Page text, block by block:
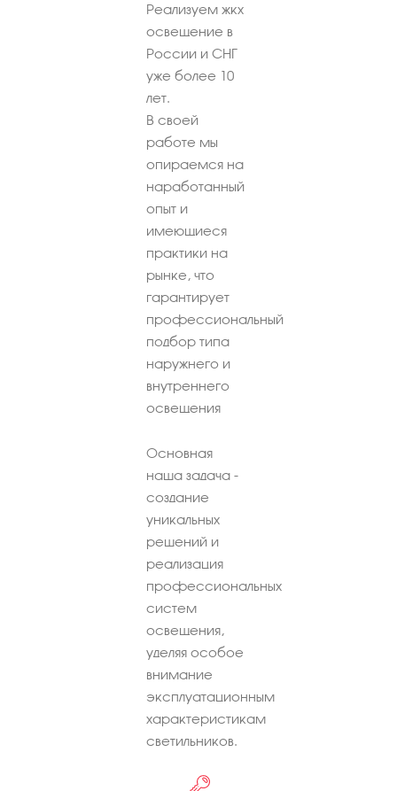
Реализуем жкх
освещение в
России и СНГ
уже более 10
лет.
В своей
работе мы
опираемся на
наработанный
опыт и
имеющиеся
практики на
рынке, что
гарантирует
профессиональный
подбор типа
наружнего и
внутреннего
освещения
Основная
наша задача -
создание
уникальных
решений и
реализация
профессиональных
систем
освещения,
уделяя особое
внимание
эксплуатационным
характеристикам
светильников.